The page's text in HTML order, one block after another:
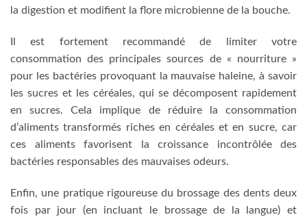
la digestion et modifient la flore microbienne de la bouche.
Il est fortement recommandé de limiter votre
consommation des principales sources de « nourriture »
pour les bactéries provoquant la mauvaise haleine, à savoir
les sucres et les céréales, qui se décomposent rapidement
en sucres. Cela implique de réduire la consommation
d’aliments transformés riches en céréales et en sucre, car
ces aliments favorisent la croissance incontrôlée des
bactéries responsables des mauvaises odeurs.
Enfin, une pratique rigoureuse du brossage des dents deux
fois par jour (en incluant le brossage de la langue) et